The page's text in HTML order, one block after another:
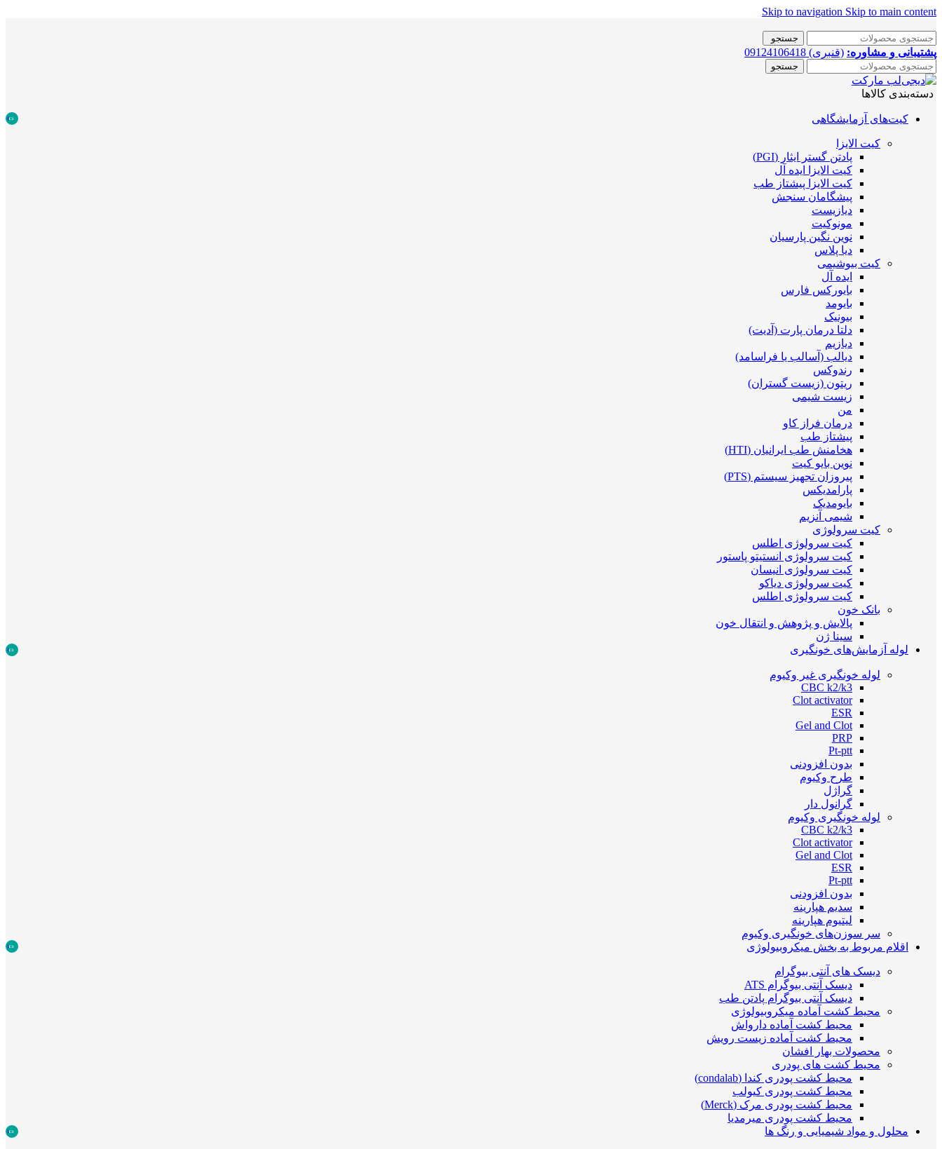
Skip to navigation Skip to main content
جستجو
پشتیبانی و مشاوره: (قنبری) 09124106418
جستجو
دسته‌بندی کالاها
کیت‌های آزمایشگاهی
کیت الایزا
پادتن گستر ایثار (PGI)
کیت الایزا ایده آل
کیت الایزا پیشتاز طب
پیشگامان سنجش
دیازیست
مونوکیت
نوین نگین پارسیان
دیا پلاس
کیت بیوشیمی
ایده آل
بایورکس فارس
بایومد
بیونیک
دلتا درمان پارت (آدیت)
دیازیم
دیالب (آسالب یا فراسامد)
رندوکس
ریتون (زیست گستران)
زیست شیمی
من
درمان فراز کاو
پیشتاز طب
هخامنش طب ایرانیان (HTI)
نوین بایو کیت
پیروزان تجهیز سیستم (PTS)
پارامدیکس
بایومدیک
شیمی آنزیم
کیت سرولوژی
کیت سرولوژی اطلس
کیت سرولوژی انستیتو پاستور
کیت سرولوژی انیسان
کیت سرولوژی دیاکو
کیت سرولوژی اطلس
بانک خون
پالایش و پژوهش و انتقال خون
سینا ژن
لوله آزمایش‌های خونگیری
لوله خونگیری غیر وکیوم
CBC k2/k3
Clot activator
ESR
Gel and Clot
PRP
Pt-ptt
بدون افزودنی
طرح وکیوم
گراژل
گرانول دار
لوله خونگیری وکیوم
CBC k2/k3
Clot activator
Gel and Clot
ESR
Pt-ptt
بدون افزودنی
سدیم هپارینه
لیتیوم هپارینه
سر سوزن‌های خونگیری وکیوم
اقلام مربوط به بخش میکروبیولوژی
دیسک های آنتی بیوگرام
دیسک آنتی بیوگرام ATS
دیسک آنتی بیوگرام پادتن طب
محیط کشت آماده میکروبیولوژی
محیط کشت آماده دارواش
محیط کشت آماده زیست رویش
محصولات بهار افشان
محیط کشت های پودری
محیط کشت پودری کندا (condalab)
محیط کشت پودری کیولب
محیط کشت پودری مرک (Merck)
محیط کشت پودری میرمدیا
محلول و مواد شیمیایی و رنگ ها